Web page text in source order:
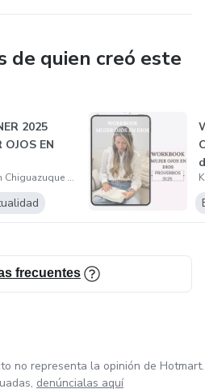
de quien creó este
2025
OJOS EN
Katherin Chiguazuque Martinez
frecuentes
no representa la opinión de Hotmart.
denúncialas aquí